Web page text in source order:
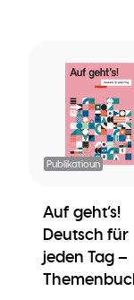
Publikatioun
Auf geht’s!
Deutsch für
jeden Tag –